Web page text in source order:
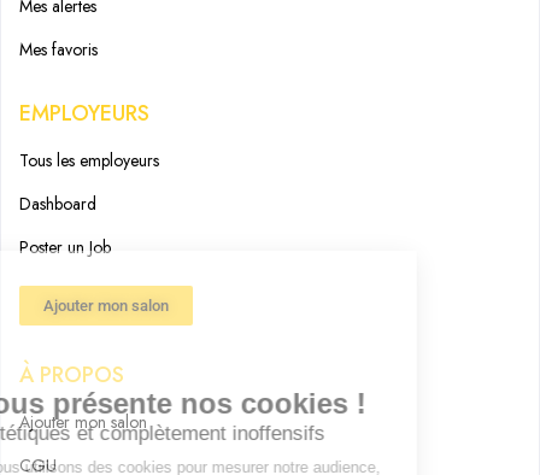
Mes alertes
Mes favoris
EMPLOYEURS
Tous les employeurs
Dashboard
Poster un Job
Ajouter mon salon
À PROPOS
Ajouter mon salon
CGU